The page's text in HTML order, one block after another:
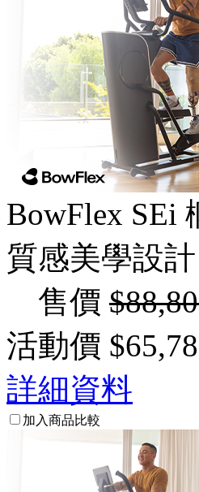
BowFlex SEi
質感美學設
售價
活動價
詳細資料
加入商品比較